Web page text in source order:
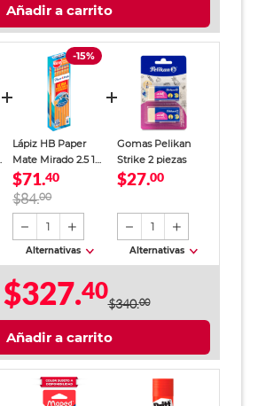
Añadir a carrito
-15%
Lápiz HB Paper
Mate Mirado 2.5 12
piezas
$71.40
$84.00
1
Alternativas
Gomas Pelikan
Strike 2 piezas
$27.00
1
Alternativas
$327.40$340.00
Añadir a carrito